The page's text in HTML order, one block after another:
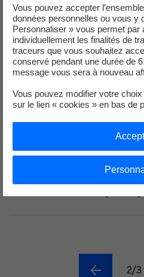
TECHNICIEN
Contrat :Stage
Lieu :COLMAR (68000)
18 Juin 2026
STAGE - JURISTE DROIT
DROIT PRIVÉ (À
2/3
Vous pouvez accepter
données personnelles ou vous y
Personnaliser » vous permet par
individuellement les finalités de
traceurs que vous souhaitez
conservé pendant une durée de
message vous sera à nouveau
Vous pouvez modifier votre
sur le lien « cookies » en bas de